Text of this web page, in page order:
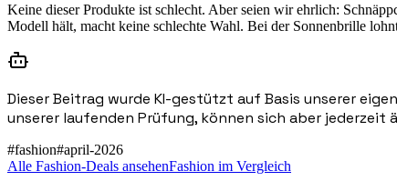
Keine dieser Produkte ist schlecht. Aber seien wir ehrlich:
Modell hält, macht keine schlechte Wahl. Bei der Sonnenbrille
Dieser Beitrag wurde KI-gestützt auf Basis unserer
unserer laufenden Prüfung, können sich aber jederzeit
#fashion#april-2026
Alle Fashion-Deals ansehenFashion im Vergleich